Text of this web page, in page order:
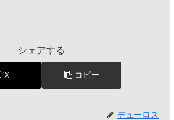
シェアする
X コピー
デューロス